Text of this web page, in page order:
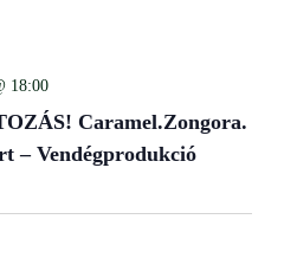
18:00
Caramel.Zongora.
– Vendégprodukció